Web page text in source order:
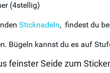
(4stellig)
Sticknadeln, findest du
Bügeln kannst du es auf
feinster Seide zum